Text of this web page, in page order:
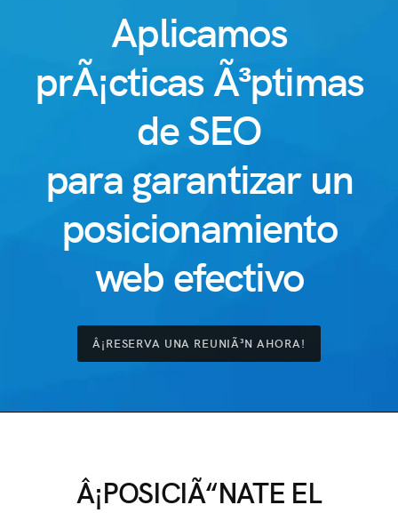
Aplicamos
prÃ¡cticas Ã³ptimas
de SEO
para garantizar un
posicionamiento
web efectivo
Â¡RESERVA UNA REUNIÃ³N AHORA!
Â¡POSICIÃ“NATE EL